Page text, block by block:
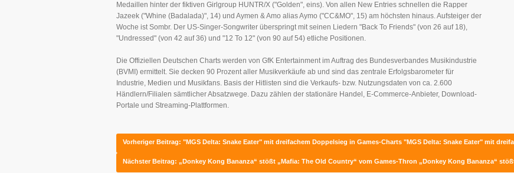
Medaillen hinter der fiktiven Girlgroup HUNTR/X ("Golden", eins). Von allen New Entries schnellen die Rapper
Jazeek ("Whine (Badalada)", 14) und Aymen & Amo alias Aymo ("CC&MO", 15) am höchsten hinaus. Aufsteiger der
Woche ist Sombr. Der US-Singer-Songwriter überspringt mit seinen Liedern "Back To Friends" (von 26 auf 18),
"Undressed" (von 42 auf 36) und "12 To 12" (von 90 auf 54) etliche Positionen.
Die Offiziellen Deutschen Charts werden von GfK Entertainment im Auftrag des Bundesverbandes Musikindustrie
(BVMI) ermittelt. Sie decken 90 Prozent aller Musikverkäufe ab und sind das zentrale Erfolgsbarometer für
Industrie, Medien und Musikfans. Basis der Hitlisten sind die Verkaufs- bzw. Nutzungsdaten von ca. 2.600
Händlern/Filialen sämtlicher Absatzwege. Dazu zählen der stationäre Handel, E-Commerce-Anbieter, Download-
Portale und Streaming-Plattformen.
Vorheriger Beitrag: "MGS Delta: Snake Eater" mit dreifachem Doppelsieg in Games-Charts "MGS Delta: Snake Eater" mit
Nächster Beitrag: „Donkey Kong Bananza“ stößt „Mafia: The Old Country“ vom Games-Thron „Donkey Kong Bananza“